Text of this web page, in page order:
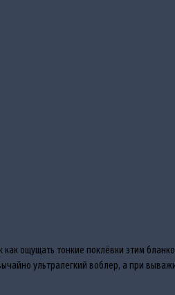
ощущать тонкие поклёвки этим
ультралегкий воблер, а при